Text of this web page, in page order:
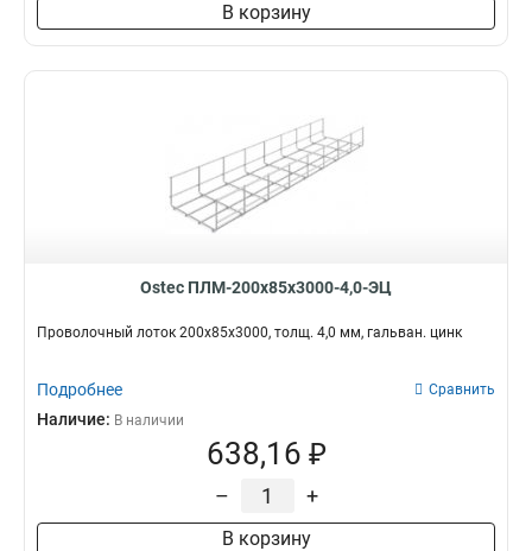
В корзину
Ostec ПЛМ-200х85х3000-4,0-ЭЦ
Проволочный лоток 200х85х3000, толщ. 4,0 мм, гальван. цинк
Подробнее Сравнить
Наличие: В наличии
638,16 ₽
– +
В корзину